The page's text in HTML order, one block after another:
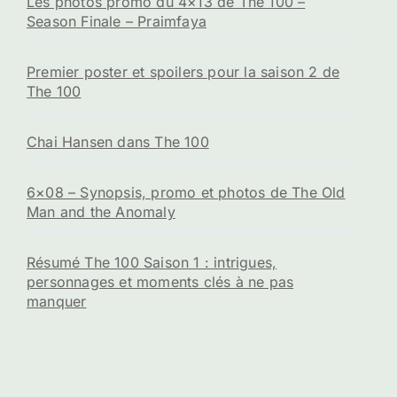
Season Finale – Praimfaya
Premier poster et spoilers pour la saison 2 de
The 100
Chai Hansen dans The 100
6×08 – Synopsis, promo et photos de The Old
Man and the Anomaly
Résumé The 100 Saison 1 : intrigues,
personnages et moments clés à ne pas
manquer